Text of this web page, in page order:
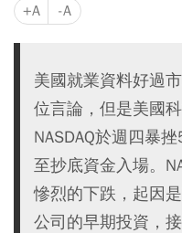
+A -A
美國就業資料好過
位言論，但是美國
NASDAQ於週四暴
至抄底資金入場。
慘烈的下跌，起因
公司的早期投資，